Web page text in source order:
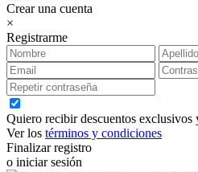
Crear una cuenta
×
Registrarme
Quiero recibir descuentos exclusivos
Ver los términos y condiciones
Finalizar registro
o iniciar sesión